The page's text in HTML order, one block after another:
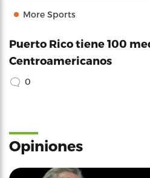
More Sports
Puerto Rico tiene 100
Centroamericanos
0
Opiniones